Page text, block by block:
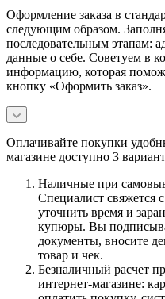
Оформление заказа в
следующим образом.
последовательным этапам:
данные о себе. Советуем в
информацию, которая
кнопку «Оформить заказ».
Оплачивайте покупки
магазине доступно 3
Наличные при
Специалист свяжется
уточнить время и
купюры. Вы
документы, вносите
товар и чек.
Безналичный расчет
интернет-магазине: